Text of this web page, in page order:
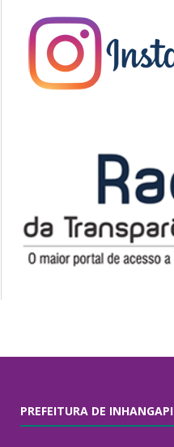
PREFEITURA DE INHANGAPI